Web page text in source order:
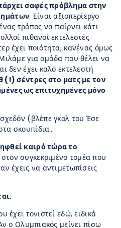
σαφές πρόβλημα στην
. Είναι αξιοπερίεργο
τρόπος να παίρνει κάτι
πιθανοί εκτελεστές
έχει ποιότητα, κανένας όμως
για ομάδα που θέλει να
δεν έχει καλό εκτελεστή
(!) σέντρες στο ματς με τον
ως επιτυχημένες μόνο
(βλέπε γκολ του Έσε
σκουπίδια…
καιρό τώρα το
στον συγκεκριμένο τομέα που
έχεις να αντιμετωπίσεις
έχει τονιστεί εδώ, ειδικά
ο Ολυμπιακός μείνει πίσω